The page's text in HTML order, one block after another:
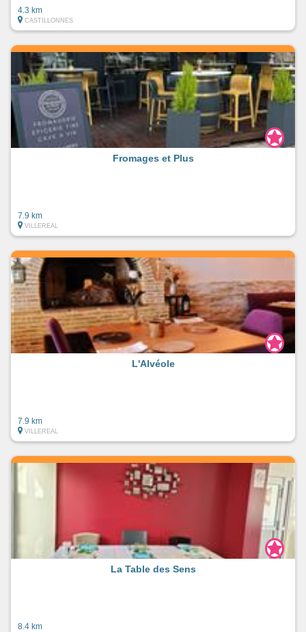
4.3 km
CASTILLONNES
Fromages et Plus
7.9 km
VILLEREAL
L'Alvéole
7.9 km
VILLEREAL
La Table des Sens
8.4 km